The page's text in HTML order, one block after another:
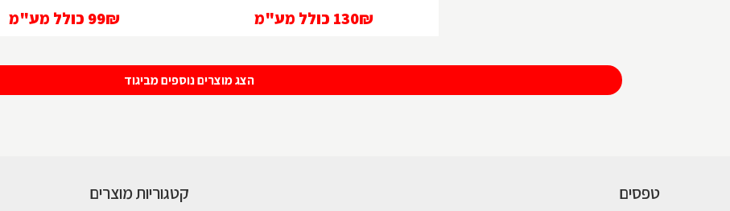
130₪ כולל מע"מ 99₪ כולל מע"מ
הצג מוצרים נוספים מביגוד
טפסים קטגוריות מוצרים